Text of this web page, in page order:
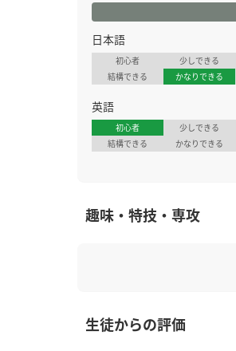
日本語
初心者 少しできる
結構できる
かなりできる
英語
初心者 少しできる
結構できる
かなりできる
趣味・特技・専攻
生徒からの評価